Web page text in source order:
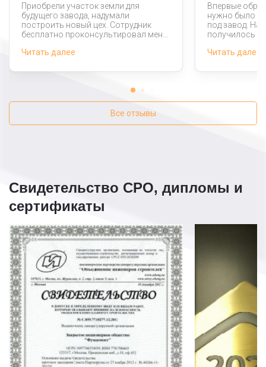
Приобрели участок земли для
будущего завода, надумали
построить новый цех. Сотрудник
бесплатно проконсультировал меня,
фундамент сравнительно недорогое
была сделана быстро, дешево, в
Читать далее
Впервые
нужно было
под завод.
получилось
которые
качественно,
Читать далее
Все отзывы
Свидетельство СРО, дипломы и
сертификаты